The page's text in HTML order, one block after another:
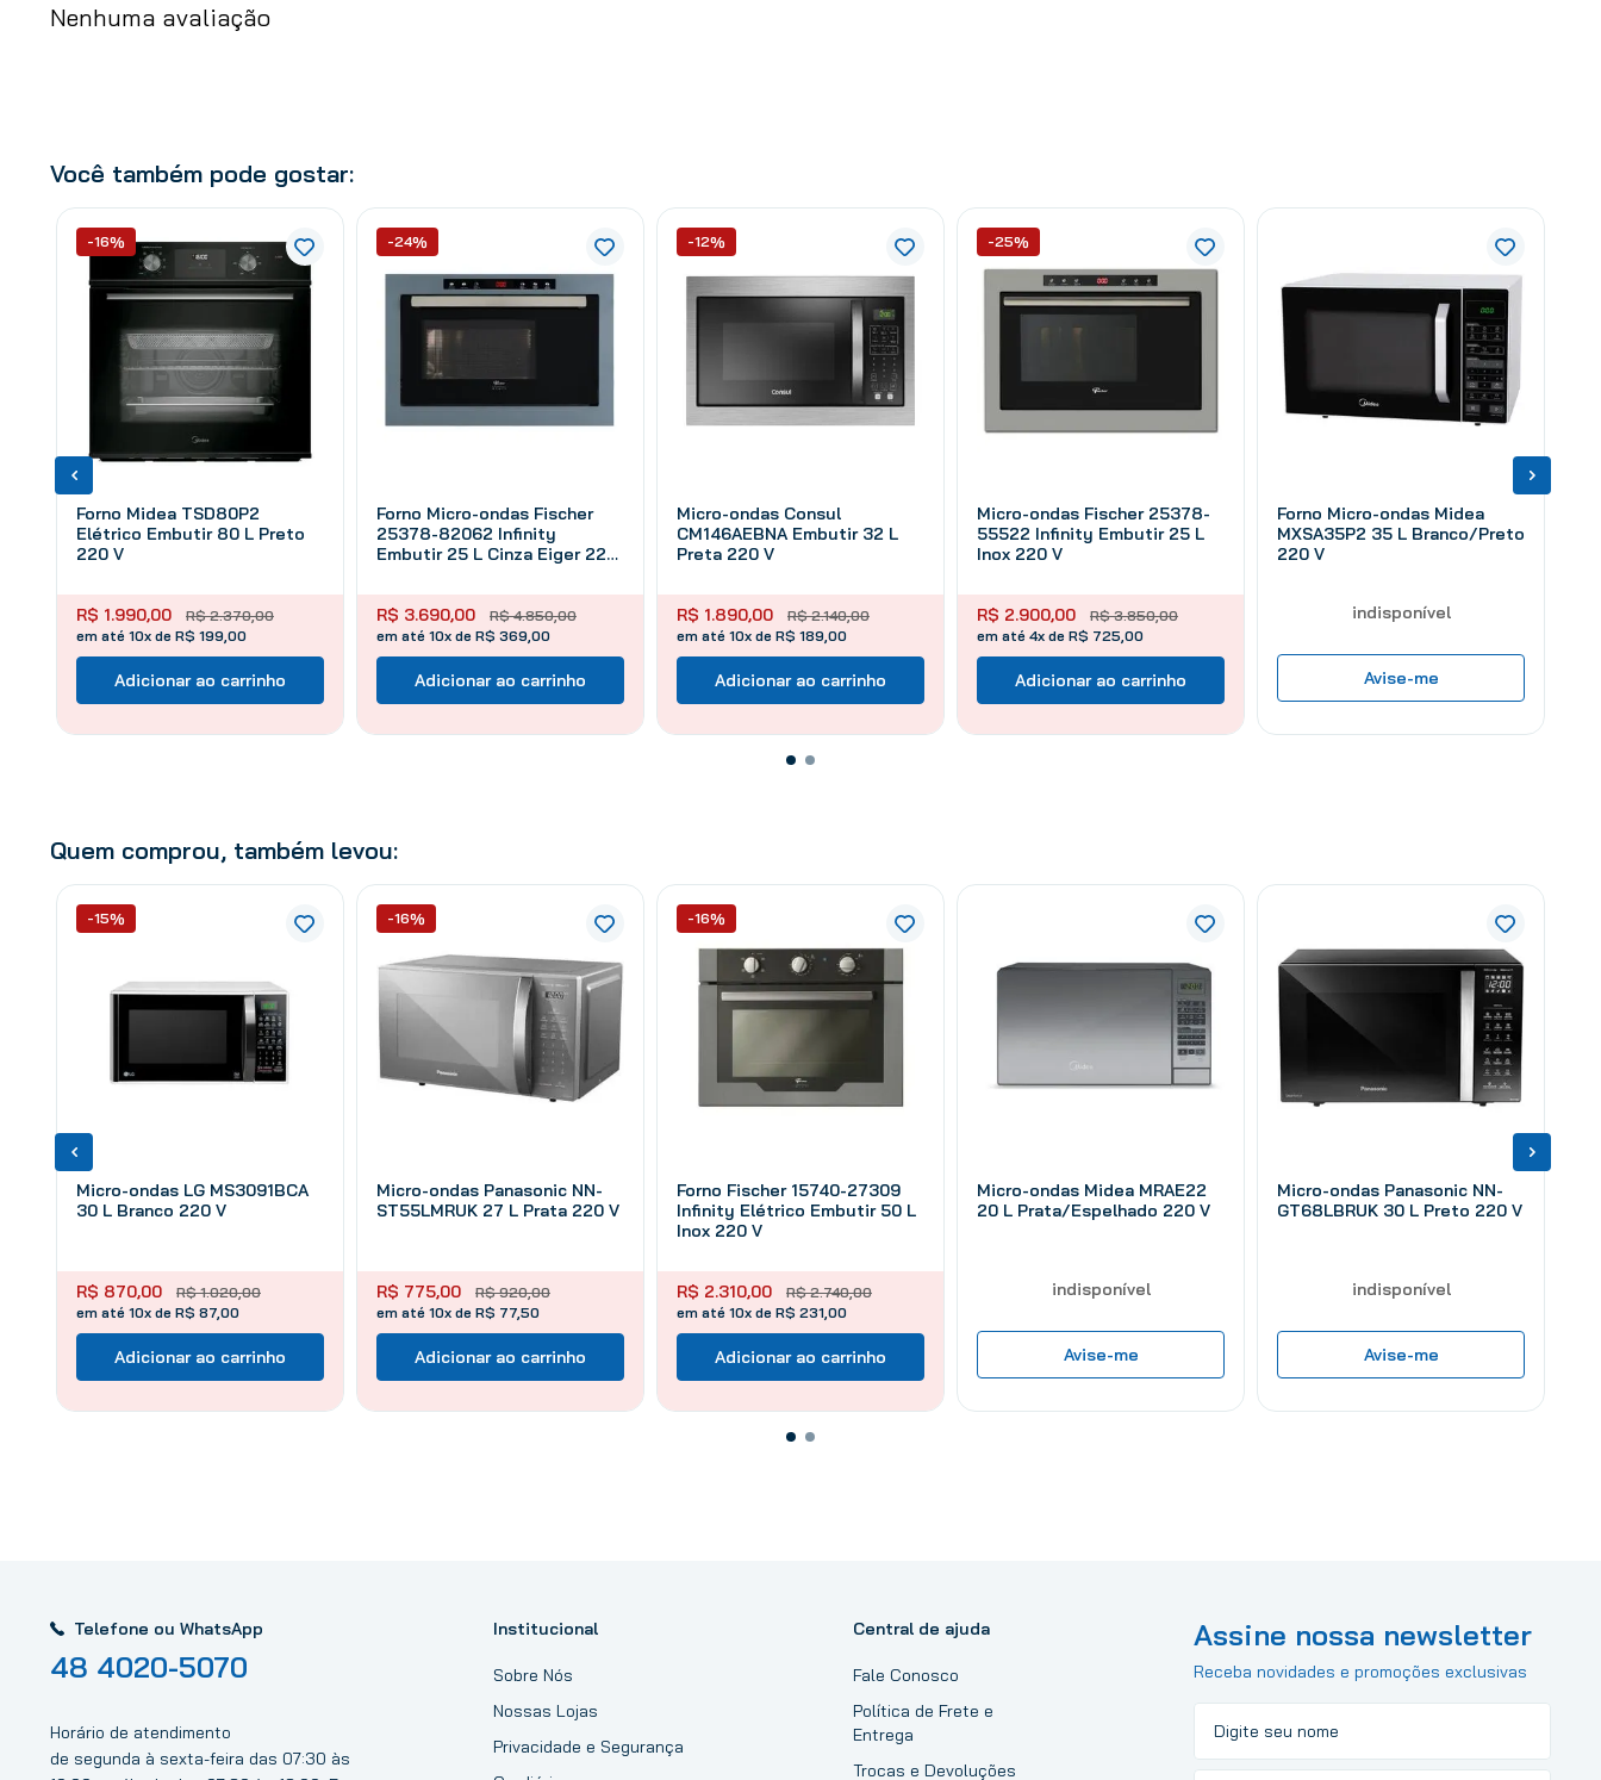
Nenhuma avaliação
Você também pode gostar:
Forno Midea TSD80P2
Elétrico Embutir 80 L Preto
220 V
R$ 2.370,00
R$ 1.990,00
em até 10x de R$ 199,00
-16%
Adicionar ao carrinho
Forno Micro-ondas Fischer
25378-82062 Infinity
Embutir 25 L Cinza Eiger 220
R$ 4.850,00
R$ 3.690,00
em até 10x de R$ 369,00
-24%
Adicionar ao carrinho
Micro-ondas Consul
CM146AEBNA Embutir 32 L
Preta 220 V
R$ 2.140,00
R$ 1.890,00
em até 10x de R$ 189,00
-12%
Adicionar ao carrinho
Micro-ondas Fischer 25378-
55522 Infinity Embutir 25 L
Inox 220 V
R$ 3.850,00
R$ 2.900,00
em até 4x de R$ 725,00
-25%
Adicionar ao carrinho
Forno Micro-ondas Midea
MXSA35P2 35 L Branco/Preto
220 V
indisponível
Avise-me
Quem comprou, também levou:
Micro-ondas LG MS3091BCA
30 L Branco 220 V
R$ 1.020,00
R$ 870,00
em até 10x de R$ 87,00
-15%
Adicionar ao carrinho
Micro-ondas Panasonic NN-
ST55LMRUK 27 L Prata 220 V
R$ 920,00
R$ 775,00
em até 10x de R$ 77,50
-16%
Adicionar ao carrinho
Forno Fischer 15740-27309
Infinity Elétrico Embutir 50 L
Inox 220 V
R$ 2.740,00
R$ 2.310,00
em até 10x de R$ 231,00
-16%
Adicionar ao carrinho
Micro-ondas Midea MRAE22
20 L Prata/Espelhado 220 V
indisponível
Avise-me
Micro-ondas Panasonic NN-
GT68LBRUK 30 L Preto 220 V
indisponível
Avise-me
Telefone ou WhatsApp
48 4020-5070
Horário de atendimento
de segunda à sexta-feira das 07:30 às
Institucional
Sobre Nós
Nossas Lojas
Privacidade e Segurança
Central de ajuda
Fale Conosco
Política de Frete e
Entrega
Trocas e Devoluções
Assine nossa newsletter
Receba novidades e promoções exclusivas